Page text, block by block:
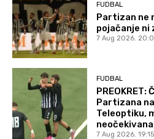
FUDBAL
Partizan ne
pojačanje ni
7 Aug 2026.
FUDBAL
Partizana
Teleoptiku,
7 Aug 2026. 19:15